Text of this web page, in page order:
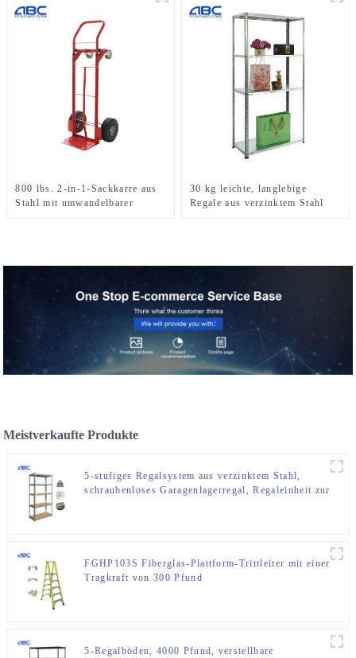
800 lbs. 2-in-1-Sackkarre aus
Stahl mit umwandelbarer
30 kg leichte, langlebige
Regale aus verzinktem Stahl
Meistverkaufte Produkte
5-stufiges Regalsystem aus verzinktem Stahl,
schraubenloses Garagenlagerregal, Regaleinheit zur
FGHP103S Fiberglas-Plattform-Trittleiter mit einer
Tragkraft von 300 Pfund
5-Regalböden, 4000 Pfund, verstellbare